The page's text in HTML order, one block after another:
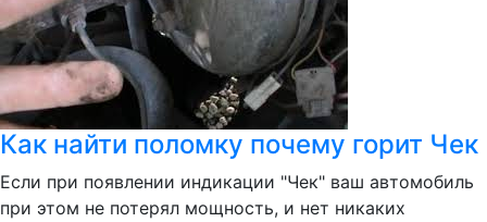
Как найти поломку почему горит Чек
Если при появлении индикации "Чек" ваш автомобиль
при этом не потерял мощность, и нет никаких